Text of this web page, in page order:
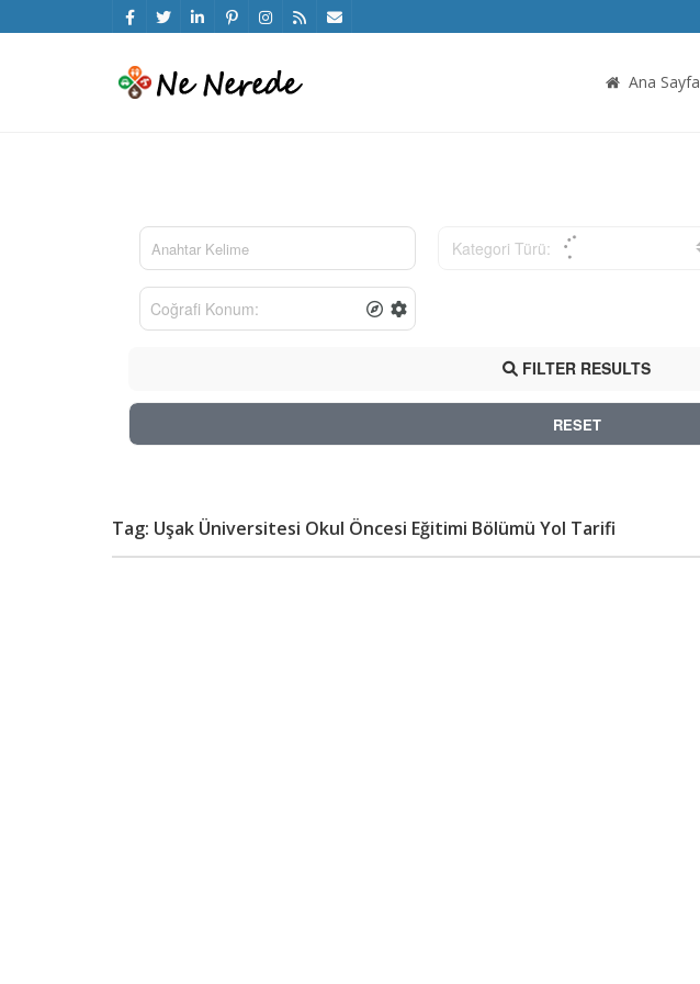
Ana Sayfa
Kategori Türü:
FILTER RESULTS
RESET
Tag: Uşak Üniversitesi Okul Öncesi Eğitimi Bölümü Yol Tarifi